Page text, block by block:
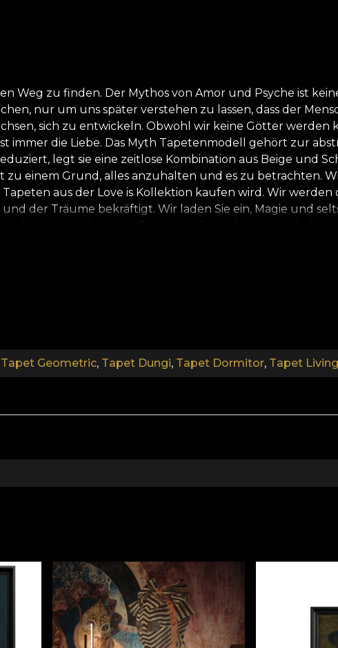
Weg zu finden. Der Mythos von Amor und Psyche ist
nur um uns später verstehen zu lassen, dass der
sich zu entwickeln. Obwohl wir keine Götter werden
immer die Liebe. Das Myth Tapetenmodell gehört zur
legt sie eine zeitlose Kombination aus Beige und
einem Grund, alles anzuhalten und es zu betrachten.
aus der Love is Kollektion kaufen wird. Wir werden
der Träume bekräftigt. Wir laden Sie ein, Magie und
Schöpfung zu nutzen. Der Betrachter wird
uns, dass die Modelle dieser Kollektion den
Tapet Geometric, Tapet Dungi, Tapet Dormitor, Tapet Living